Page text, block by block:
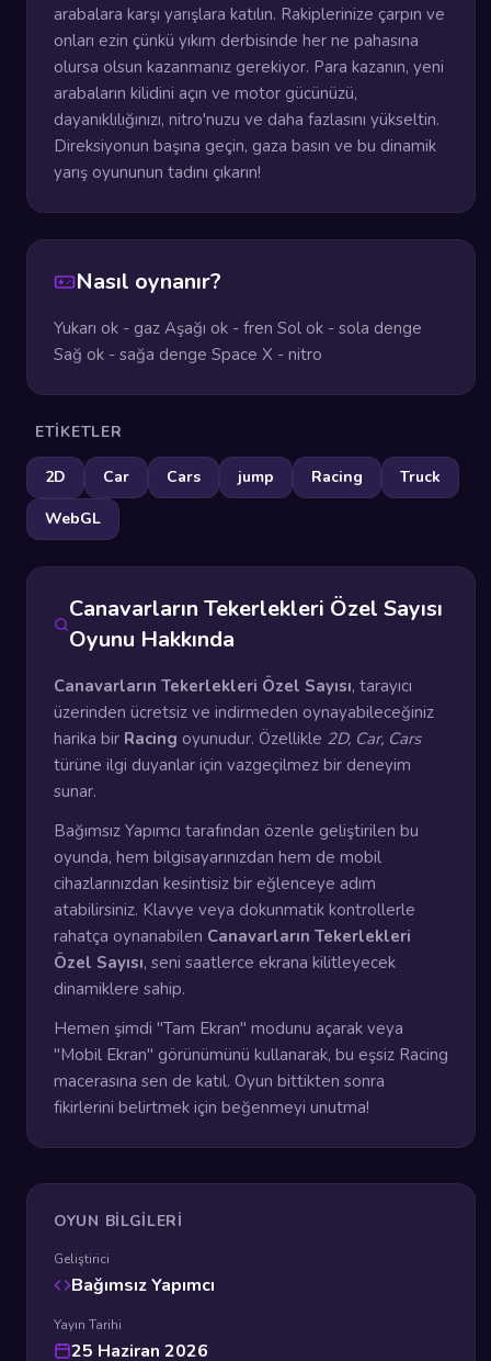
arabalara karşı yarışlara katılın. Rakiplerinize çarpın ve
onları ezin çünkü yıkım derbisinde her ne pahasına
olursa olsun kazanmanız gerekiyor. Para kazanın, yeni
arabaların kilidini açın ve motor gücünüzü,
dayanıklılığınızı, nitro'nuzu ve daha fazlasını yükseltin.
Direksiyonun başına geçin, gaza basın ve bu dinamik
yarış oyununun tadını çıkarın!
Nasıl oynanır?
Yukarı ok - gaz Aşağı ok - fren Sol ok - sola denge
Sağ ok - sağa denge Space X - nitro
ETIKETLER
2D Car Cars jump Racing
Truck
WebGL
Canavarların Tekerlekleri Özel Sayısı
Oyunu Hakkında
Canavarların Tekerlekleri Özel Sayısı, tarayıcı
üzerinden ücretsiz ve indirmeden oynayabileceğiniz
harika bir Racing oyunudur. Özellikle 2D, Car, Cars
türüne ilgi duyanlar için vazgeçilmez bir deneyim
sunar.
Bağımsız Yapımcı tarafından özenle geliştirilen bu
oyunda, hem bilgisayarınızdan hem de mobil
cihazlarınızdan kesintisiz bir eğlenceye adım
atabilirsiniz. Klavye veya dokunmatik kontrollerle
rahatça oynanabilen Canavarların Tekerlekleri
Özel Sayısı, seni saatlerce ekrana kilitleyecek
dinamiklere sahip.
Hemen şimdi "Tam Ekran" modunu açarak veya
"Mobil Ekran" görünümünü kullanarak, bu eşsiz Racing
macerasına sen de katıl. Oyun bittikten sonra
fikirlerini belirtmek için beğenmeyi unutma!
OYUN BILGILERI
Geliştirici
Bağımsız Yapımcı
Yayın Tarihi
25 Haziran 2026